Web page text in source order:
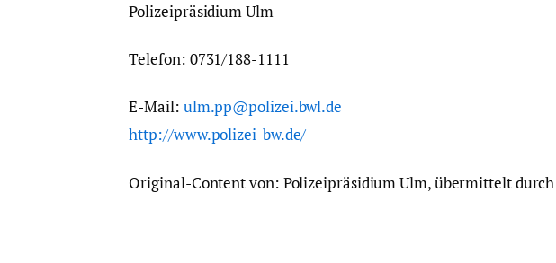
Polizeipräsidium Ulm
Telefon: 0731/188-1111
E-Mail: ulm.pp@polizei.bwl.de
http://www.polizei-bw.de/
Original-Content von: Polizeipräsidium Ulm, übermittelt